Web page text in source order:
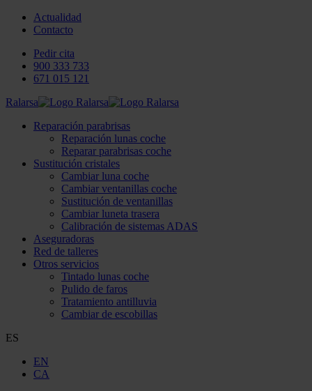
Actualidad
Contacto
Pedir cita
900 333 733
671 015 121
Ralarsa
Reparación parabrisas
Reparación lunas coche
Reparar parabrisas coche
Sustitución cristales
Cambiar luna coche
Cambiar ventanillas coche
Sustitución de ventanillas
Cambiar luneta trasera
Calibración de sistemas ADAS
Aseguradoras
Red de talleres
Otros servicios
Tintado lunas coche
Pulido de faros
Tratamiento antilluvia
Cambiar de escobillas
ES
EN
CA